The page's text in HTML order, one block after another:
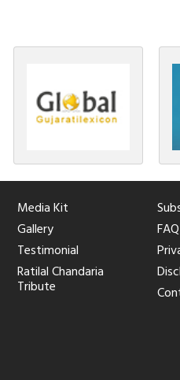
Media Kit
Gallery
Testimonial
Ratilal Chandaria
Tribute